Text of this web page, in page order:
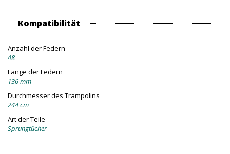
Kompatibilität
Anzahl der Federn
48
Länge der Federn
136 mm
Durchmesser des Trampolins
244 cm
Art der Teile
Sprungtücher